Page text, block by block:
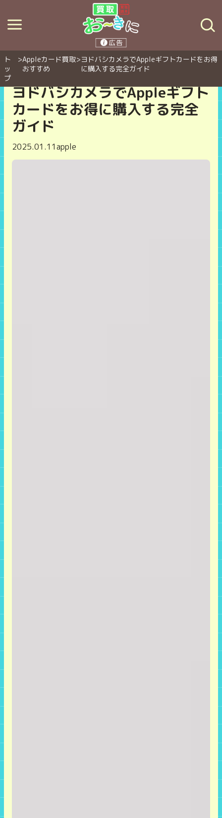
ト
ッ
プ
>Appleカード買取
おすすめ
>ヨドバシカメラでAppleギフトカードをお得
に購入する完全ガイド
ヨドバシカメラでAppleギフト
カードをお得に購入する完全
ガイド
2025.01.11apple